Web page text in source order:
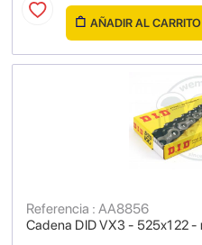
AÑADIR AL CARRITO
Cadena DID VX3 - 525x122
Referencia : AA8856